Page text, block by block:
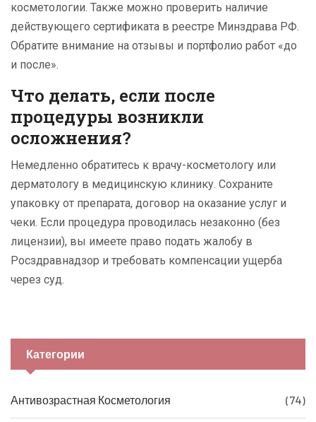
косметологии. Также можно проверить наличие
действующего сертификата в реестре Минздрава РФ.
Обратите внимание на отзывы и портфолио работ «до
и после».
Что делать, если после
процедуры возникли
осложнения?
Немедленно обратитесь к врачу-косметологу или
дерматологу в медицинскую клинику. Сохраните
упаковку от препарата, договор на оказание услуг и
чеки. Если процедура проводилась незаконно (без
лицензии), вы имеете право подать жалобу в
Росздравнадзор и требовать компенсации ущерба
через суд.
Категории
Антивозрастная Косметология (74)